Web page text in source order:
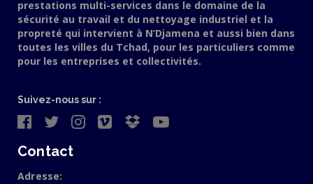
prestations multi-services dans le domaine de la
sécurité au travail et du nettoyage industriel et la
propreté qui intervient à N’Djamena et aussi bien dans
toutes les villes du Tchad, pour les particuliers comme
pour les entreprises et collectivités.
Suivez-nous sur :
Contact
Adresse: